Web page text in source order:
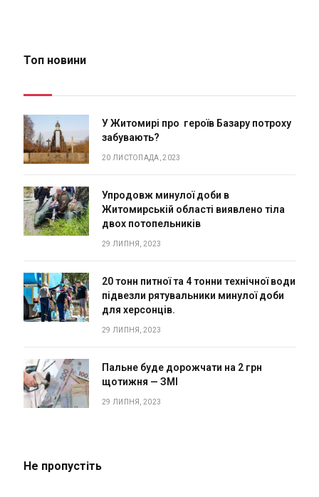
Топ новини
У Житомирі про героїв Базару потроху
забувають?
20 ЛИСТОПАДА, 2023
Упродовж минулої доби в
Житомирській області виявлено тіла
двох потопельників
29 ЛИПНЯ, 2023
20 тонн питної та 4 тонни технічної води
підвезли рятувальники минулої доби
для херсонців.
29 ЛИПНЯ, 2023
Пальне буде дорожчати на 2 грн
щотижня — ЗМІ
29 ЛИПНЯ, 2023
Не пропустіть